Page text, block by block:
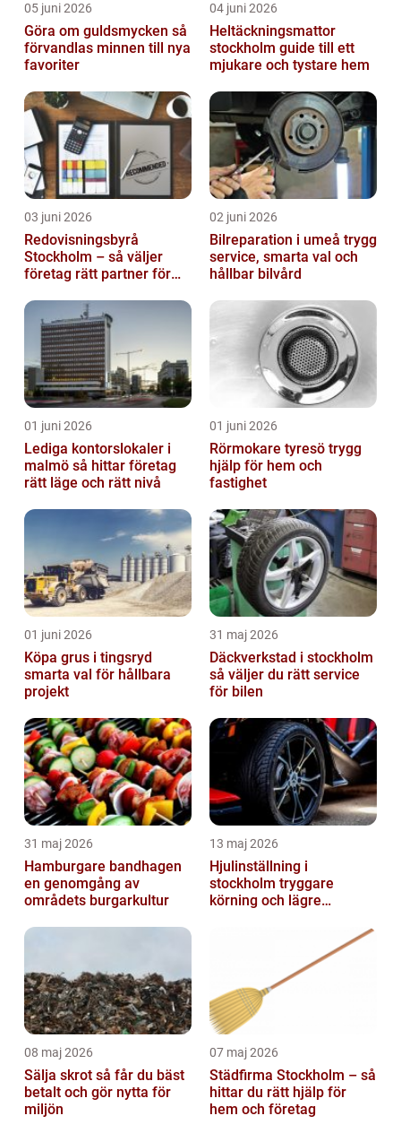
05 juni 2026
Göra om guldsmycken så
förvandlas minnen till nya
favoriter
04 juni 2026
Heltäckningsmattor
stockholm guide till ett
mjukare och tystare hem
03 juni 2026
Redovisningsbyrå
Stockholm – så väljer
företag rätt partner för
02 juni 2026
Bilreparation i umeå trygg
service, smarta val och
hållbar bilvård
01 juni 2026
Lediga kontorslokaler i
malmö så hittar företag
rätt läge och rätt nivå
01 juni 2026
Rörmokare tyresö trygg
hjälp för hem och
fastighet
01 juni 2026
Köpa grus i tingsryd
smarta val för hållbara
projekt
31 maj 2026
Däckverkstad i stockholm
så väljer du rätt service
för bilen
31 maj 2026
Hamburgare bandhagen
en genomgång av
områdets burgarkultur
13 maj 2026
Hjulinställning i
stockholm tryggare
körning och lägre
08 maj 2026
Sälja skrot så får du bäst
betalt och gör nytta för
miljön
07 maj 2026
Städfirma Stockholm – så
hittar du rätt hjälp för
hem och företag